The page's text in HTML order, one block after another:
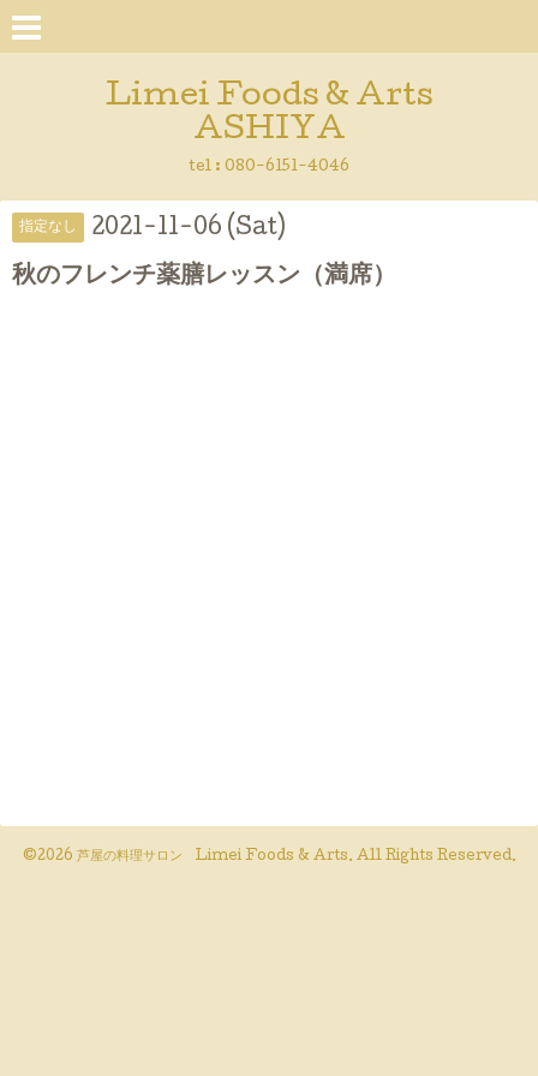
Limei Foods & Arts
ASHIYA
tel : 080-6151-4046
指定なし 2021-11-06 (Sat)
秋のフレンチ薬膳レッスン（満席）
©2026 芦屋の料理サロン Limei Foods & Arts. All Rights Reserved.